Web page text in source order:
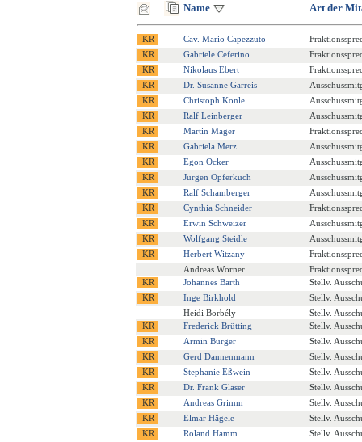
Name Art der
Cav. Mario Capezzuto
Gabriele Ceferino
Nikolaus Ebert
Dr. Susanne Garreis
Christoph Konle
Ralf Leinberger
Martin Mager
Gabriela Merz
Egon Ocker
Jürgen Opferkuch
Ralf Schamberger
Cynthia Schneider
Erwin Schweizer
Wolfgang Steidle
Herbert Witzany
Andreas Wörner
Johannes Barth
Stellv.
Inge Birkhold
Stellv.
Heidi Borbély
Stellv.
Frederick Brütting
Stellv.
Armin Burger
Stellv.
Gerd Dannenmann
Stellv.
Stephanie Eßwein
Stellv.
Dr. Frank Gläser
Stellv.
Andreas Grimm
Stellv.
Elmar Hägele
Stellv.
Roland Hamm
Stellv.